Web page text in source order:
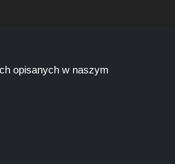
opisanych w naszym